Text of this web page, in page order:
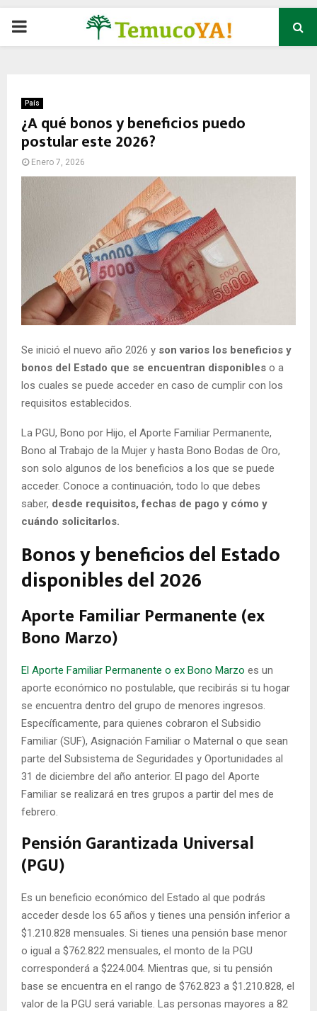
P
M
A
N
U
País
¿A qué bonos y beneficios puedo
postular este 2026?
Enero 7, 2026
Se inició el nuevo año 2026 y son varios los beneficios y
bonos del Estado que se encuentran disponibles o a
los cuales se puede acceder en caso de cumplir con los
requisitos establecidos.
La PGU, Bono por Hijo, el Aporte Familiar Permanente,
Bono al Trabajo de la Mujer y hasta Bono Bodas de Oro,
son solo algunos de los beneficios a los que se puede
acceder. Conoce a continuación, todo lo que debes
saber, desde requisitos, fechas de pago y cómo y
cuándo solicitarlos.
Bonos y beneficios del Estado
disponibles del 2026
Aporte Familiar Permanente (ex
Bono Marzo)
El Aporte Familiar Permanente o ex Bono Marzo es un
aporte económico no postulable, que recibirás si tu hogar
se encuentra dentro del grupo de menores ingresos.
Específicamente, para quienes cobraron el Subsidio
Familiar (SUF), Asignación Familiar o Maternal o que sean
parte del Subsistema de Seguridades y Oportunidades al
31 de diciembre del año anterior. El pago del Aporte
Familiar se realizará en tres grupos a partir del mes de
febrero.
Pensión Garantizada Universal
(PGU)
Es un beneficio económico del Estado al que podrás
acceder desde los 65 años y tienes una pensión inferior a
$1.210.828 mensuales. Si tienes una pensión base menor
o igual a $762.822 mensuales, el monto de la PGU
corresponderá a $224.004. Mientras que, si tu pensión
base se encuentra en el rango de $762.823 a $1.210.828, el
valor de la PGU será variable. Las personas mayores a 82